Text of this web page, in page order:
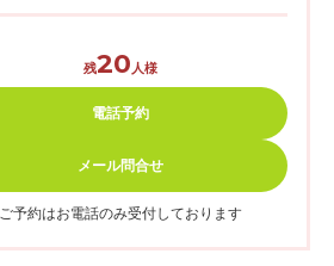
残20人様
電話予約
メール問合せ
ご予約はお電話のみ受付しております